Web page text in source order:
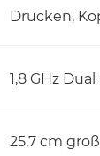
Drucken,
1,8 GHz
25,7 cm